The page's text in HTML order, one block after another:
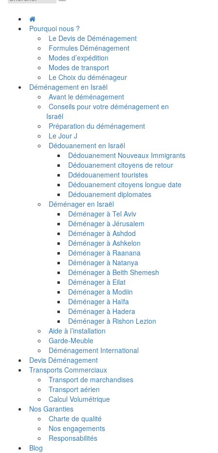
Pourquoi nous ?
Le Devis de Déménagement
Formules Déménagement
Modes d’expédition
Modes de transport
Le Choix du déménageur
Déménagement en Israël
Avant le déménagement
Conseils pour votre déménagement en
Israël
Préparation du déménagement
Le Jour J
Dédouanement en Israël
Dédouanement Nouveaux Immigrants
Dédouanement citoyens de retour
Ddédouanement touristes
Dédouanement citoyens longue date
Dédouanement diplomates
Déménager en Israël
Déménager à Tel Aviv
Déménager à Jérusalem
Déménager à Ashdod
Déménager à Ashkelon
Déménager à Raanana
Déménager à Natanya
Déménager à Beith Shemesh
Déménager à Eilat
Déménager à Modiin
Déménager à Haïfa
Déménager à Hadera
Déménager à Rishon Lezion
Aide à l’installation
Garde-Meuble
Déménagement International
Devis Déménagement
Transports Commerciaux
Transport de marchandises
Transport aérien
Calcul Volumétrique
Nos Garanties
Charte de qualité
Nos engagements
Responsabilités
Blog